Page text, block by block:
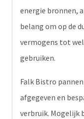
energie bronnen,
belang om op de
vermogens tot wel
gebruiken.
Falk Bistro
afgegeven en
verbruik. Mogelijk